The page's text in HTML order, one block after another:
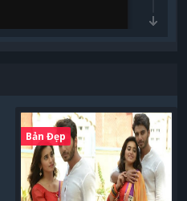
Bản Đẹp